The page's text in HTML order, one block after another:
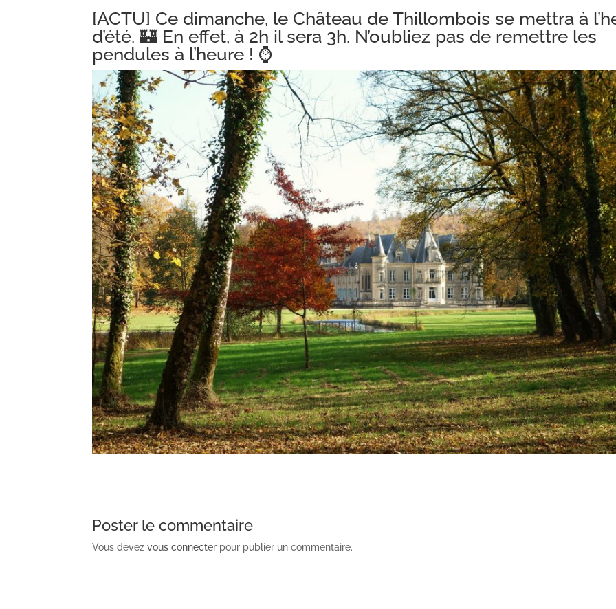
[ACTU] Ce dimanche, le Château de Thillombois se mettra à
d’été. 🏰 En effet, à 2h il sera 3h. N’oubliez pas de remettre les
pendules à l’heure ! ⌚️
Poster le commentaire
Vous devezvous connecter pour publier un commentaire.